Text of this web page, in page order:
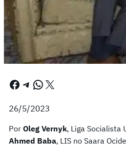
Facebook Telegram WhatsApp X
26/5/2023
Por Oleg Vernyk, Liga Socialista
Ahmed Baba, LIS no Saara